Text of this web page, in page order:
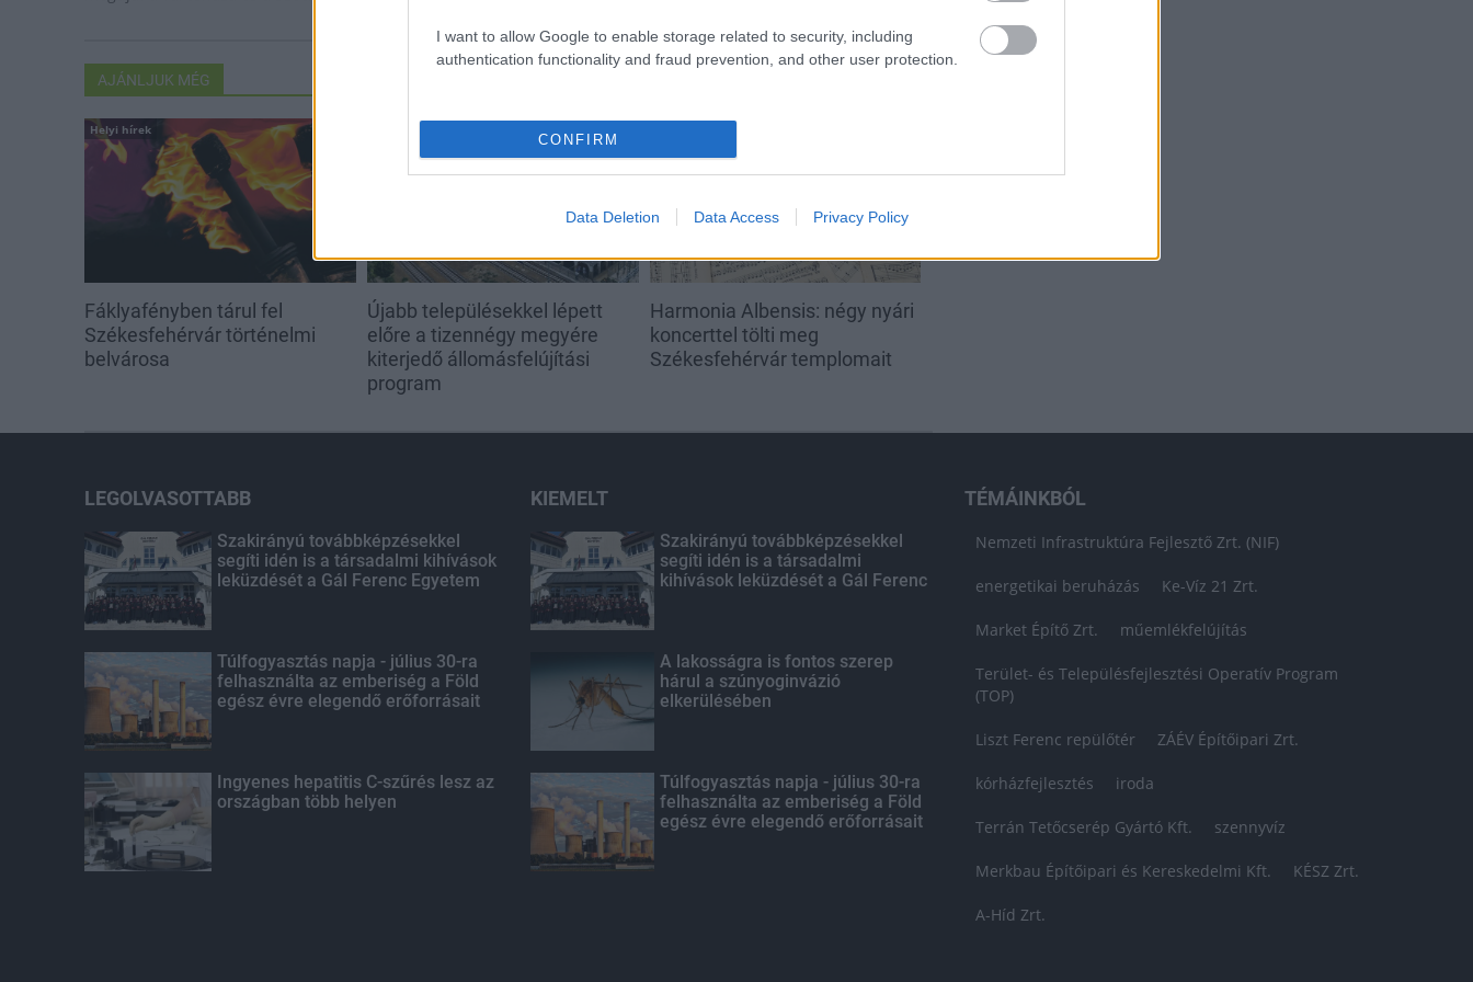
I want to allow Google to enable storage related to security, including
authentication functionality and fraud prevention, and other user protection.
CONFIRM
Data Deletion Data Access Privacy Policy
AJÁNLJUK MÉG
Helyi hírek
Fáklyafényben tárul fel
Székesfehérvár történelmi
belvárosa
Újabb településekkel lépett
előre a tizennégy megyére
kiterjedő állomásfelújítási
program
Harmonia Albensis: négy nyári
koncerttel tölti meg
Székesfehérvár templomait
LEGOLVASOTTABB
Szakirányú továbbképzésekkel
segíti idén is a társadalmi kihívások
leküzdését a Gál Ferenc Egyetem
Túlfogyasztás napja - július 30-ra
felhasználta az emberiség a Föld
egész évre elegendő erőforrásait
Ingyenes hepatitis C-szűrés lesz az
országban több helyen
KIEMELT
Szakirányú továbbképzésekkel
segíti idén is a társadalmi
kihívások leküzdését a Gál Ferenc
A lakosságra is fontos szerep
hárul a szúnyoginvázió
elkerülésében
Túlfogyasztás napja - július 30-ra
felhasználta az emberiség a Föld
egész évre elegendő erőforrásait
TÉMÁINKBÓL
Nemzeti Infrastruktúra Fejlesztő Zrt. (NIF)
energetikai beruházás Ke-Víz 21 Zrt.
Market Építő Zrt. műemlékfelújítás
Terület- és Településfejlesztési Operatív Program
(TOP)
Liszt Ferenc repülőtér ZÁÉV Építőipari Zrt.
kórházfejlesztés iroda
Terrán Tetőcserép Gyártó Kft. szennyvíz
Merkbau Építőipari és Kereskedelmi Kft. KÉSZ Zrt.
A-Híd Zrt.